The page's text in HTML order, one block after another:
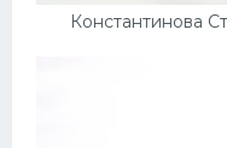
Константинова